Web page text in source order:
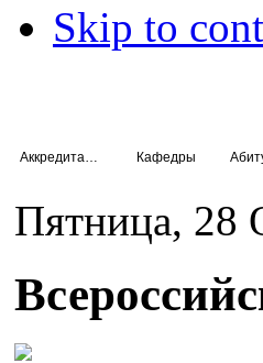
Skip to
Кафедры
Пятница, 28